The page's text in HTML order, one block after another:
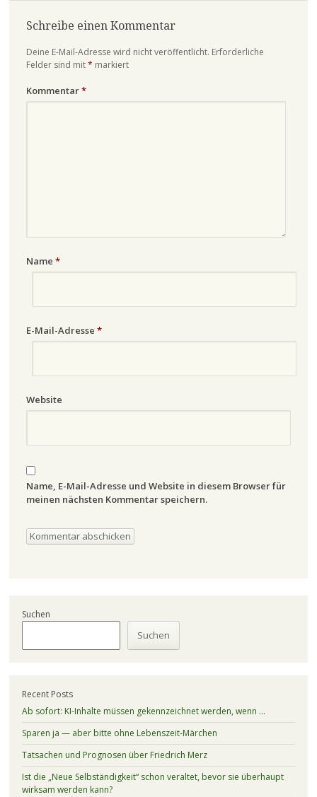
Schreibe einen Kommentar
Deine E-Mail-Adresse wird nicht veröffentlicht. Erforderliche
Felder sind mit* markiert
Kommentar*
Name *
E-Mail-Adresse *
Website
Name, E-Mail-Adresse und Website in diesem Browser für
meinen nächsten Kommentar speichern.
Suchen
Suchen
Recent Posts
Ab sofort: KI-Inhalte müssen gekennzeichnet werden, wenn …
Sparen ja — aber bitte ohne Lebenszeit-Märchen
Tatsachen und Prognosen über Friedrich Merz
Ist die „Neue Selbständigkeit“ schon veraltet, bevor sie überhaupt
wirksam werden kann?